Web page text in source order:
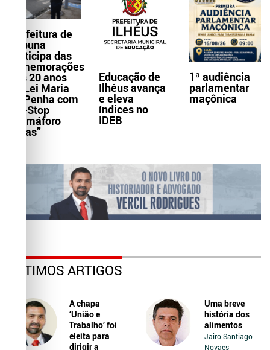
Prefeitura de
Itabuna
participa das
comemorações
dos 20 anos
da Lei Maria
da Penha com
Pit-Stop
“Samáforo
Delas”
Educação de
Ilhéus avança
e eleva
índices no
IDEB
1ª audiência
parlamentar
maçônica
ÚLTIMOS ARTIGOS
A chapa
‘União e
Trabalho’ foi
eleita para
dirigir a
Uma breve
história dos
alimentos
Jairo Santiago
Novaes